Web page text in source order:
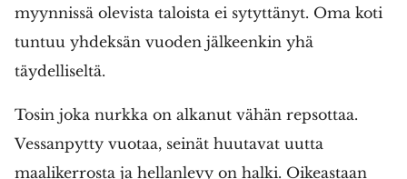
myynnissä olevista taloista ei sytyttänyt. Oma koti
tuntuu yhdeksän vuoden jälkeenkin yhä
täydelliseltä.
Tosin joka nurkka on alkanut vähän repsottaa.
Vessanpytty vuotaa, seinät huutavat uutta
maalikerrosta ja hellanlevy on halki. Oikeastaan